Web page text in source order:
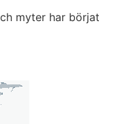
myter har börjat